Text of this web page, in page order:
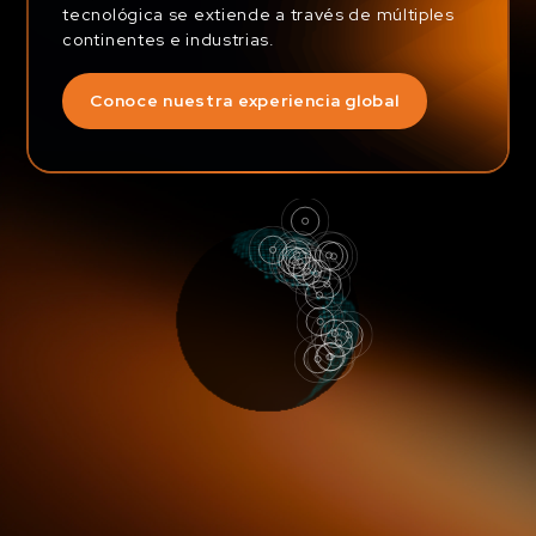
tecnológica se extiende a través de múltiples
continentes e industrias.
Conoce nuestra experiencia global